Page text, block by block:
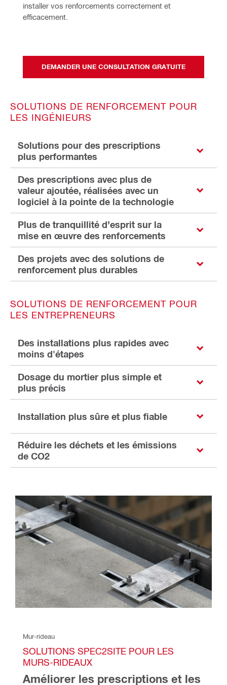
installer vos renforcements correctement et
efficacement.
DEMANDER UNE CONSULTATION GRATUITE
SOLUTIONS DE RENFORCEMENT POUR
LES INGÉNIEURS
Solutions pour des prescriptions
plus performantes
Des prescriptions avec plus de
valeur ajoutée, réalisées avec un
logiciel à la pointe de la technologie
Plus de tranquillité d’esprit sur la
mise en œuvre des renforcements
Des projets avec des solutions de
renforcement plus durables
SOLUTIONS DE RENFORCEMENT POUR
LES ENTREPRENEURS
Des installations plus rapides avec
moins d'étapes
Dosage du mortier plus simple et
plus précis
Installation plus sûre et plus fiable
Réduire les déchets et les émissions
de CO2
Mur-rideau
SOLUTIONS SPEC2SITE POUR LES
MURS-RIDEAUX
Améliorer les prescriptions et les